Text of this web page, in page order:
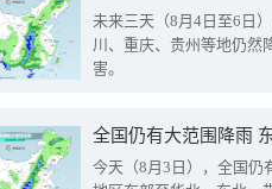
未来三天（8月4日至6日
川、重庆、贵州等地仍然
害。
全国仍有大范围降雨
今天（8月3日），全国仍